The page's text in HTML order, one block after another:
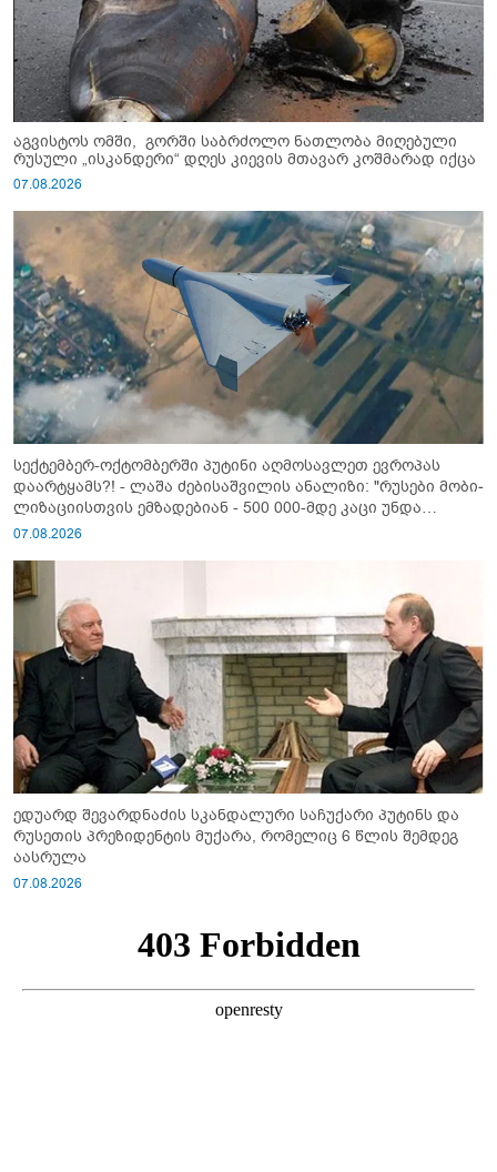
აგვისტოს ომში, გორში საბრძოლო ნათლობა მიღებული
რუსული „ისკანდერი“ დღეს კიევის მთავარ კოშმარად იქცა
07.08.2026
სექტემბერ-ოქტომბერში პუტინი აღმოსავლეთ ევროპას
დაარტყამს?! - ლაშა ძებისაშვილის ანალიზი: "რუსები მობი­
ლიზაციისთვის ემზადებიან - 500 000-მდე კაცი უნდა
გაიწვიონ ომში"
07.08.2026
ედუარდ შევარდნაძის სკანდალური საჩუქარი პუტინს და
რუსეთის პრეზიდენტის მუქარა, რომელიც 6 წლის შემდეგ
აასრულა
07.08.2026